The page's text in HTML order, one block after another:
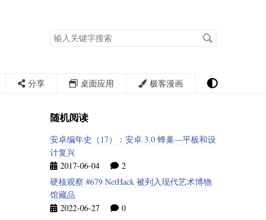
搜
索
分享 桌面应用 极客漫画
随机阅读
安卓编年史（17）：安卓 3.0 蜂巢—平板和设
计复兴
2017-06-04
2
硬核观察 #679 NetHack 被列入现代艺术博物
馆藏品
2022-06-27
0